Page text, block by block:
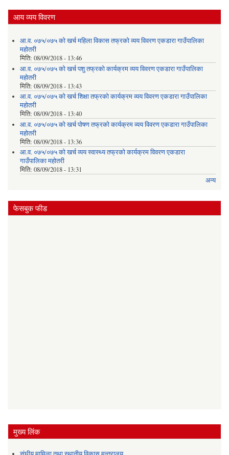
आय व्यय विवरण
आ.व. ०७५/०७५ को खर्च महिला विकास तफ्रको व्यय विवरण एकडारा गाउँपालिका
महोतरी
मिति: 08/09/2018 - 13:46
आ.व. ०७५/०७५ को खर्च पशु तफ्रको कार्यक्रम व्यय विवरण एकडारा गाउँपालिका
महोतरी
मिति: 08/09/2018 - 13:43
आ.व. ०७५/०७५ को खर्च शिक्षा तफ्रको कार्यक्रम व्यय विवरण एकडारा गाउँपालिका
महोतरी
मिति: 08/09/2018 - 13:40
आ.व. ०७५/०७५ को खर्च पोषण तफ्रको कार्यक्रम व्यय विवरण एकडारा गाउँपालिका
महोतरी
मिति: 08/09/2018 - 13:36
आ.व. ०७५/०७५ को खर्च व्यय स्वास्थ्य तफ्रको कार्यक्रम विवरण एकडारा
गाउँपालिका महोतरी
मिति: 08/09/2018 - 13:31
अन्य
फेसबुक फीड
मुख्य लिंक